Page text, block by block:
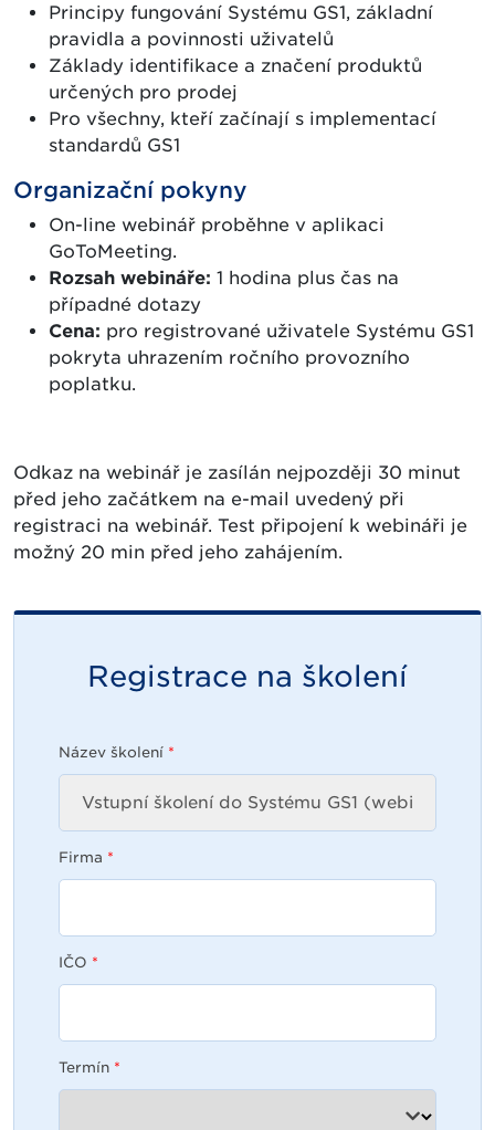
Principy fungování Systému GS1, základní
pravidla a povinnosti uživatelů
Základy identifikace a značení produktů
určených pro prodej
Pro všechny, kteří začínají s implementací
standardů GS1
Organizační pokyny
On-line webinář proběhne v aplikaci
GoToMeeting.
Rozsah webináře: 1 hodina plus čas na
případné dotazy
Cena: pro registrované uživatele Systému GS1
pokryta uhrazením ročního provozního
poplatku.
Odkaz na webinář je zasílán nejpozději 30 minut
před jeho začátkem na e-mail uvedený při
registraci na webinář. Test připojení k webináři je
možný 20 min před jeho zahájením.
Registrace na školení
Název školení *
Firma *
IČO *
Termín *